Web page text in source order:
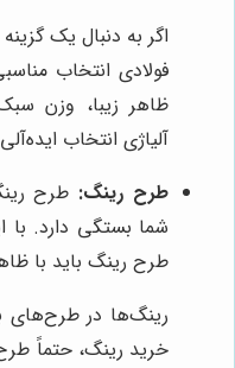
اگر به دنبال یک
فولادی انتخاب
ظاهر زیبا، وزن
آلیاژی انتخاب
طرح رینگ: طرح
شما بستگی دارد. با
طرح رینگ باید با
رینگ‌ها در طرح‌های
خرید رینگ، حتماً